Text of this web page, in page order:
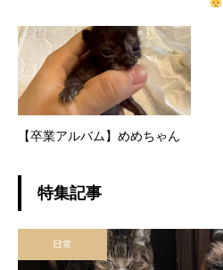
【卒業アルバム】めめちゃん
特集記事
日常